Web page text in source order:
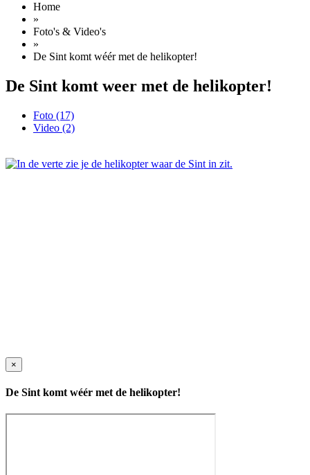
Home
»
Foto's & Video's
»
De Sint komt wéér met de helikopter!
De Sint komt weer met de helikopter!
Foto (17)
Video (2)
×
De Sint komt wéér met de helikopter!